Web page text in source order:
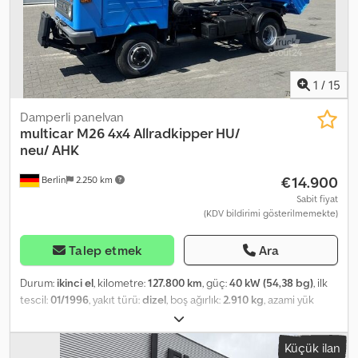
1 / 15
Berlin 2.250 km
Damperli panelvan
multicar M26 4x4 Allradkipper HU/
neu/ AHK
€14.900
Sabit fiyat
(KDV bildirimi gösterilmemekte)
Talep etmek Ara
Durum: ikinci el, kilometre:127.800 km, güç:40 kW (54,38 bg), ilk
tescil:01/1996, yakıt türü:dizel, boş ağırlık:2.910 kg, azami yük
4.800 kg
mm, bir sonraki muayene (TÜV):05/2025, yakıt:dizel, renk:mavi,
şoför kabini:gündüz kabini , vites türü:mekanik
, emisyon sınıfı:
Küçük ilan